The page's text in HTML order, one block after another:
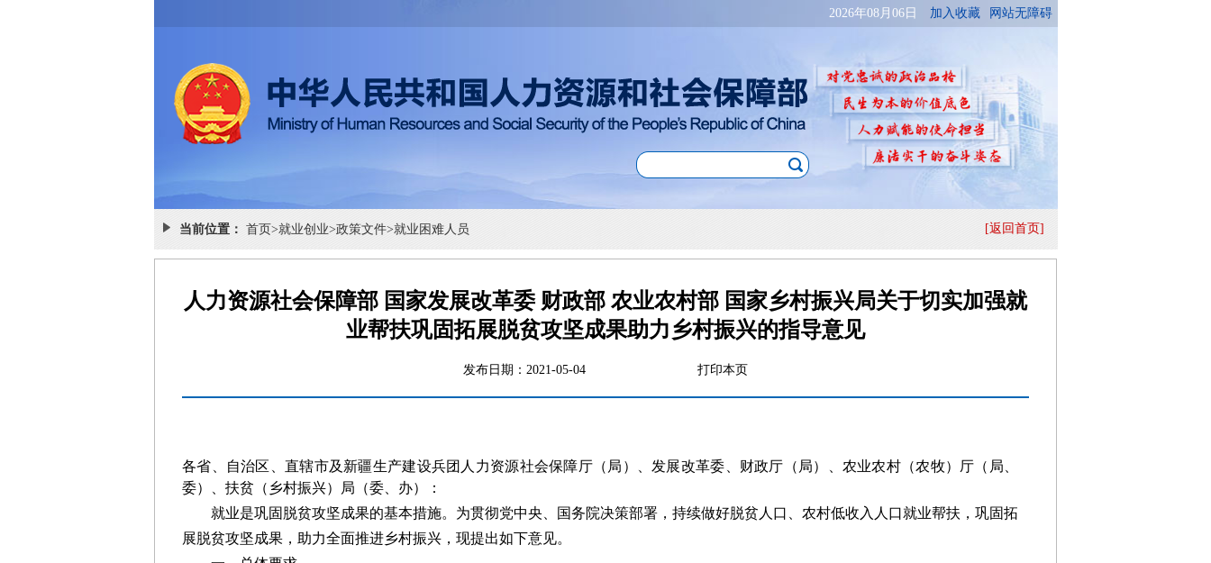
当前位置： 首页>就业创业>政策文件>就业困难人员 [返回首页]
人力资源社会保障部 国家发展改革委 财政部 农业农村部 国家乡村振兴局关于切实加强就
业帮扶巩固拓展脱贫攻坚成果助力乡村振兴的指导意见
发布日期：2021-05-04 打印本页
各省、自治区、直辖市及新疆生产建设兵团人力资源社会保障厅（局）、发展改革委、财政厅（局）、 农业农村（农牧）厅（局、
委）、扶贫（乡村振兴）局（委、办）
：
就业是巩固脱贫攻坚成果的基本措施。 为贯彻党中央、国务院决策部署，持续做好脱贫人口、农村低收入人口就业帮扶，巩固拓
展脱贫攻坚成果 ， 助力全面推进乡村振兴， 现提出如下意见。